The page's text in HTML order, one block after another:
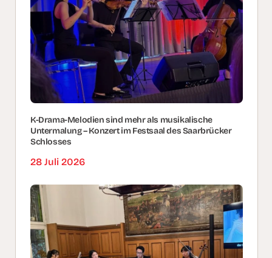
K-Drama-Melodien sind mehr als musikalische
Untermalung – Konzert im Festsaal des Saarbrücker
Schlosses
28 Juli 2026